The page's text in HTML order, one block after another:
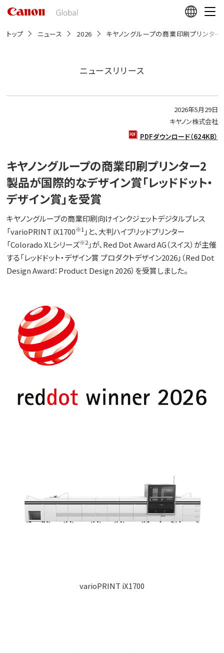
動
トップ ニュース 2026 キヤノングループの商業印刷プリンター
ニュースリリース
2026年5月29日
キヤノン株式会社
PDFダウンロード（624KB）
キヤノングループの商業印刷プリンター2
製品が国際的なデザイン賞「レッドドット・
デザイン賞」を受賞
キヤノングループの商業印刷向けインクジェットデジタルプレス
「varioPRINT iX1700※1」と、大判ハイブリッドプリンター
「Colorado XLシリーズ※2」が、Red Dot Award AG（スイス）が主催
する「レッドドット・デザイン賞 プロダクトデザイン2026」（Red Dot
Design Award：Product Design 2026）を受賞しました。
varioPRINT iX1700